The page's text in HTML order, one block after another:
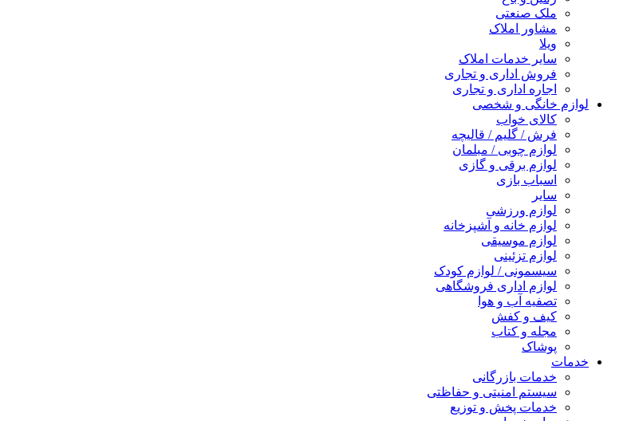
ملک صنعتی
مشاور املاک
ویلا
سایر خدمات املاک
فروش اداری و تجاری
اجاره اداری و تجاری
لوازم خانگی و شخصی
کالای خواب
فرش / گلیم / قالیچه
لوازم چوبی / مبلمان
لوازم برقی و گازی
اسباب بازی
سایر
لوازم ورزشی
لوازم خانه و آشپزخانه
لوازم موسیقی
لوازم تزئینی
سیسمونی / لوازم کودک
لوازم اداری فروشگاهی
تصفیه آب و هوا
کیف و کفش
مجله و کتاب
پوشاک
خدمات
خدمات بازرگانی
سیستم امنیتی و حفاظتی
خدمات پخش و توزیع